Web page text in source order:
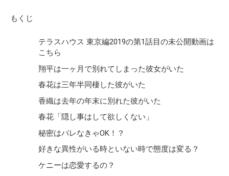
もくじ
テラスハウス 東京編2019の第1話目の未公開動画は
こちら
翔平は一ヶ月で別れてしまった彼女がいた
春花は三年半同棲した彼がいた
香織は去年の年末に別れた彼がいた
春花「隠し事はして欲しくない」
秘密はバレなきゃOK！？
好きな異性がいる時といない時で態度は変る？
ケニーは恋愛するの？